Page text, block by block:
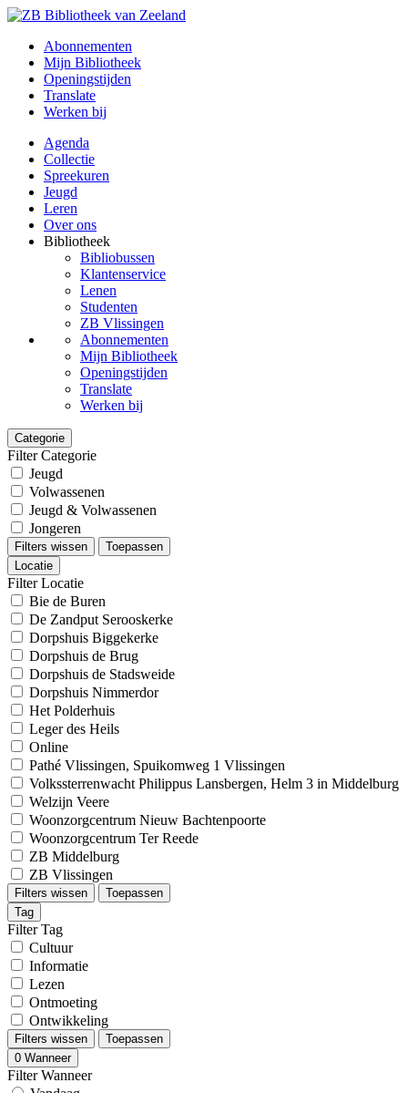
Abonnementen
Mijn Bibliotheek
Openingstijden
Translate
Werken bij
Agenda
Collectie
Spreekuren
Jeugd
Leren
Over ons
Bibliotheek
Bibliobussen
Klantenservice
Lenen
Studenten
ZB Vlissingen
Abonnementen
Mijn Bibliotheek
Openingstijden
Translate
Werken bij
Categorie
Filter Categorie
Jeugd
Volwassenen
Jeugd & Volwassenen
Jongeren
Filters wissen
Toepassen
Locatie
Filter Locatie
Bie de Buren
De Zandput Serooskerke
Dorpshuis Biggekerke
Dorpshuis de Brug
Dorpshuis de Stadsweide
Dorpshuis Nimmerdor
Het Polderhuis
Leger des Heils
Online
Pathé Vlissingen, Spuikomweg 1 Vlissingen
Volkssterrenwacht Philippus Lansbergen, Helm 3 in Middelburg
Welzijn Veere
Woonzorgcentrum Nieuw Bachtenpoorte
Woonzorgcentrum Ter Reede
ZB Middelburg
ZB Vlissingen
Filters wissen
Toepassen
Tag
Filter Tag
Cultuur
Informatie
Lezen
Ontmoeting
Ontwikkeling
Filters wissen
Toepassen
0 Wanneer
Filter Wanneer